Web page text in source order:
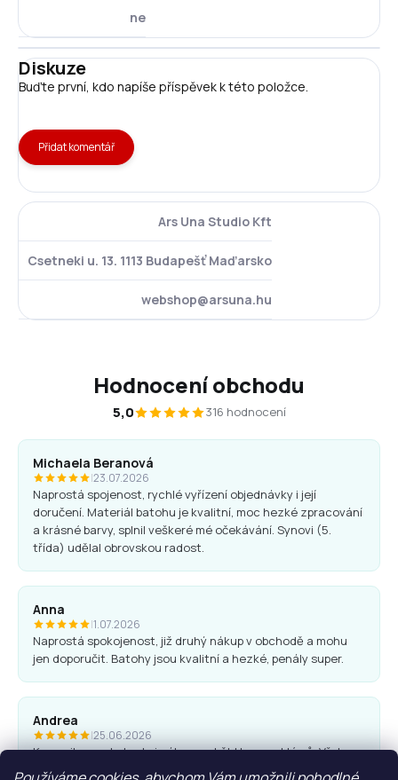
ne
Diskuze
Buďte první, kdo napíše příspěvek k této položce.
Přidat komentář
Ars Una Studio Kft
Csetneki u. 13. 1113 Budapešť Maďarsko
webshop@arsuna.hu
Hodnocení obchodu
5,0 316 hodnocení
Michaela Beranová
|23.07.2026
Naprostá spojenost, rychlé vyřízení objednávky i její
doručení. Materiál batohu je kvalitní, moc hezké zpracování
a krásné barvy, splnil veškeré mé očekávání. Synovi (5.
třída) udělal obrovskou radost.
Anna
|1.07.2026
Naprostá spokojenost, již druhý nákup v obchodě a mohu
jen doporučit. Batohy jsou kvalitní a hezké, penály super.
Andrea
|25.06.2026
Komunikace obchodu i nákup proběhl bez problémů. Vřele
doporučuji.